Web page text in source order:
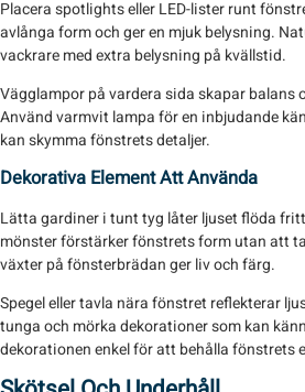
Placera spotlights eller LED-lister runt
avlånga form och ger en mjuk belysning.
vackrare med extra belysning på kvällstid.
Vägglampor på vardera sida skapar balans
Använd varmvit lampa för en inbjudande
kan skymma fönstrets detaljer.
Dekorativa Element Att Använda
Lätta gardiner i tunt tyg låter ljuset flöda
mönster förstärker fönstrets form utan att
växter på fönsterbrädan ger liv och färg.
Spegel eller tavla nära fönstret reflekterar
tunga och mörka dekorationer som kan
dekorationen enkel för att behålla fönstrets